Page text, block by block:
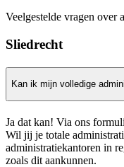
Veelgestelde vragen over
Sliedrecht
Kan ik mijn volledige
Ja dat kan! Via ons
Wil jij je totale
administratiekantoren in
zoals dit aankunnen.